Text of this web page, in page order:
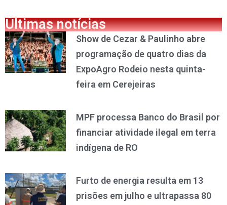
Últimas notícias
Show de Cezar & Paulinho abre
programação de quatro dias da
ExpoAgro Rodeio nesta quinta-
feira em Cerejeiras
MPF processa Banco do Brasil por
financiar atividade ilegal em terra
indígena de RO
Furto de energia resulta em 13
prisões em julho e ultrapassa 80